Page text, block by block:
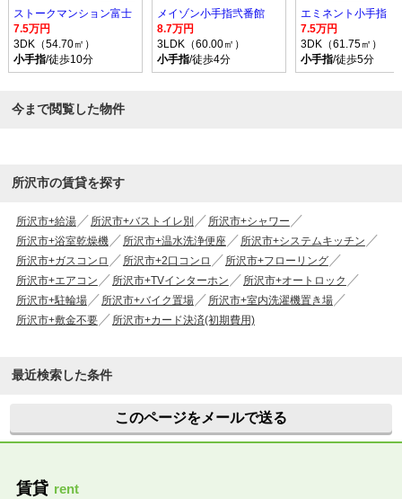
ストークマンション富士
7.5万円
3DK（54.70㎡）
小手指/徒歩10分
メイゾン小手指弐番館
8.7万円
3LDK（60.00㎡）
小手指/徒歩4分
エミネント小手指
7.5万円
3DK（61.75㎡）
小手指/徒歩5分
今まで閲覧した物件
所沢市の賃貸を探す
所沢市+給湯 所沢市+バストイレ別
所沢市+シャワー
所沢市+浴室乾燥機
所沢市+温水洗浄便座
所沢市+システムキッチン
所沢市+ガスコンロ
所沢市+2口コンロ
所沢市+フローリング
所沢市+エアコン
所沢市+TVインターホン
所沢市+オートロック
所沢市+駐輪場
所沢市+バイク置場
所沢市+室内洗濯機置き場
所沢市+敷金不要
所沢市+カード決済(初期費用)
最近検索した条件
このページをメールで送る
賃貸 rent